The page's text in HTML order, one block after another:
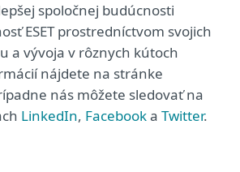
spoločnej budúcnosti
ESET prostredníctvom svojich
a vývoja v rôznych kútoch
nájdete na stránke
nás môžete sledovať na
LinkedIn, Facebooka Twitter.